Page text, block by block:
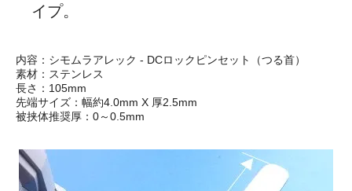
イプ。
内容：シモムラアレック - DCロックピンセット（つる首）
素材：ステンレス
長さ：105mm
先端サイズ：幅約4.0mm X 厚2.5mm
被挟体推奨厚：0～0.5mm